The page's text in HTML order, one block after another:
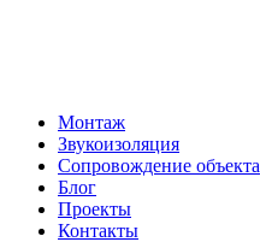
Монтаж
Звукоизоляция
Сопровождение объекта
Блог
Проекты
Контакты